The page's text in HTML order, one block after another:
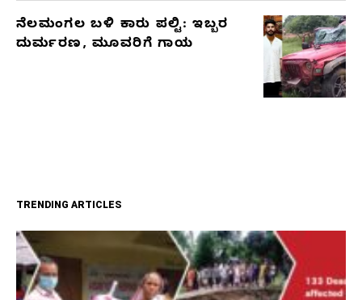
ನೆಲಮಂಗಲ ಬಳಿ ಕಾರು ಪಲ್ಟಿ: ಇಬ್ಬರ
ದುರ್ಮರಣ, ಮೂವರಿಗೆ ಗಾಯ
TRENDING ARTICLES